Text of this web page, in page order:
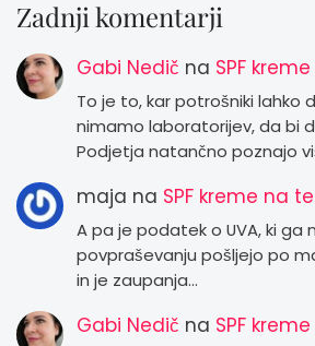
Zadnji komentarji
Gabi Nedič na SPF
To je to, kar potrošniki lahko
nimamo laboratorijev, da bi
Podjetja natančno poznajo
maja na SPF kreme na
A pa je podatek o UVA, ki ga
povpraševanju pošljejo po
in je zaupanja…
Gabi Nedič na SPF